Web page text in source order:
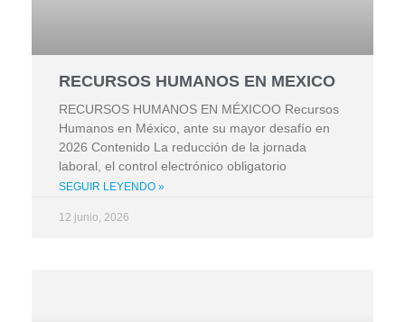
RECURSOS HUMANOS EN MEXICO
RECURSOS HUMANOS EN MÉXICOO Recursos
Humanos en México, ante su mayor desafío en
2026 Contenido La reducción de la jornada
laboral, el control electrónico obligatorio
SEGUIR LEYENDO »
12 junio, 2026